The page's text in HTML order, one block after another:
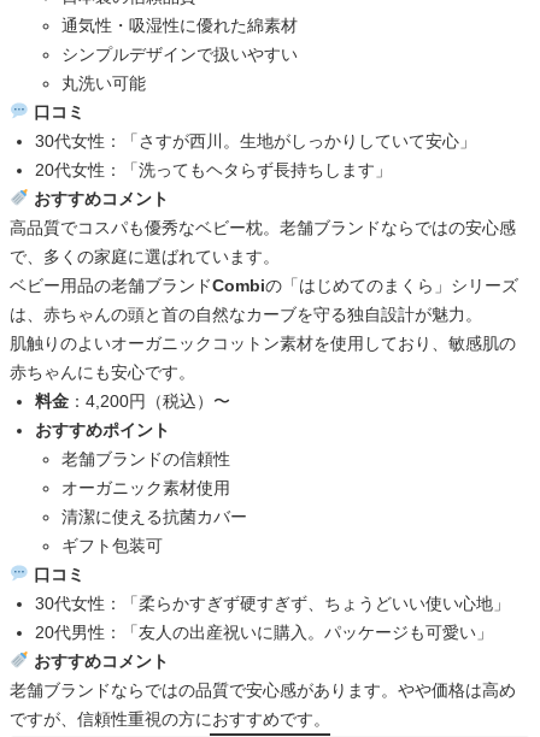
通気性・吸湿性に優れた綿素材
シンプルデザインで扱いやすい
丸洗い可能
口コミ
30代女性：「さすが西川。生地がしっかりしていて安心」
20代女性：「洗ってもヘタらず長持ちします」
おすすめコメント
高品質でコスパも優秀なベビー枕。老舗ブランドならではの安心感
で、多くの家庭に選ばれています。
ベビー用品の老舗ブランドCombiの「はじめてのまくら」シリーズ
は、赤ちゃんの頭と首の自然なカーブを守る独自設計が魅力。
肌触りのよいオーガニックコットン素材を使用しており、敏感肌の
赤ちゃんにも安心です。
料金 ：4,200円（税込）〜
おすすめポイント
老舗ブランドの信頼性
オーガニック素材使用
清潔に使える抗菌カバー
ギフト包装可
口コミ
30代女性：「柔らかすぎず硬すぎず、ちょうどいい使い心地」
20代男性：「友人の出産祝いに購入。パッケージも可愛い」
おすすめコメント
老舗ブランドならではの品質で安心感があります。やや価格は高め
ですが、信頼性重視の方におすすめです。